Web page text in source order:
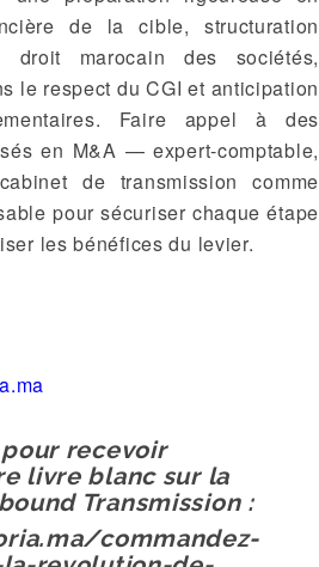
de la cible, structuration
droit marocain des sociétés,
le respect du CGI et anticipation
Faire appel à des
en M&A — expert-comptable,
de transmission comme
pour sécuriser chaque étape
les bénéfices du levier.
recevoir
livre blanc sur la
Transmission :
commandez-